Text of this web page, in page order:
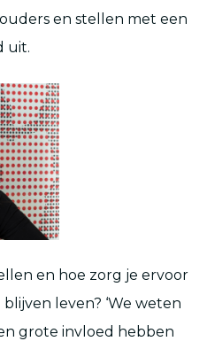
en stellen met een
uit.
en hoe zorg je ervoor
leven? ‘We weten
grote invloed hebben